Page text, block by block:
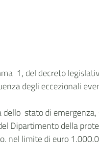
1, del decreto
degli eccezionali
stato di emergenza,
Dipartimento della
nel limite di euro